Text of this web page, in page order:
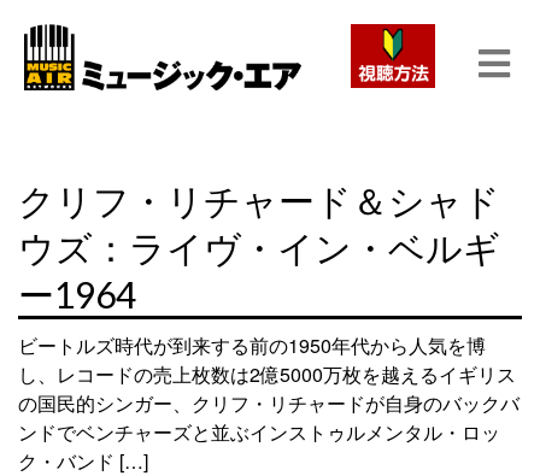
クリフ・リチャード＆シャド
ウズ：ライヴ・イン・ベルギ
ー1964
ビートルズ時代が到来する前の1950年代から人気を博
し、レコードの売上枚数は2億5000万枚を越えるイギリス
の国民的シンガー、クリフ・リチャードが自身のバックバ
ンドでベンチャーズと並ぶインストゥルメンタル・ロッ
ク・バンド […]